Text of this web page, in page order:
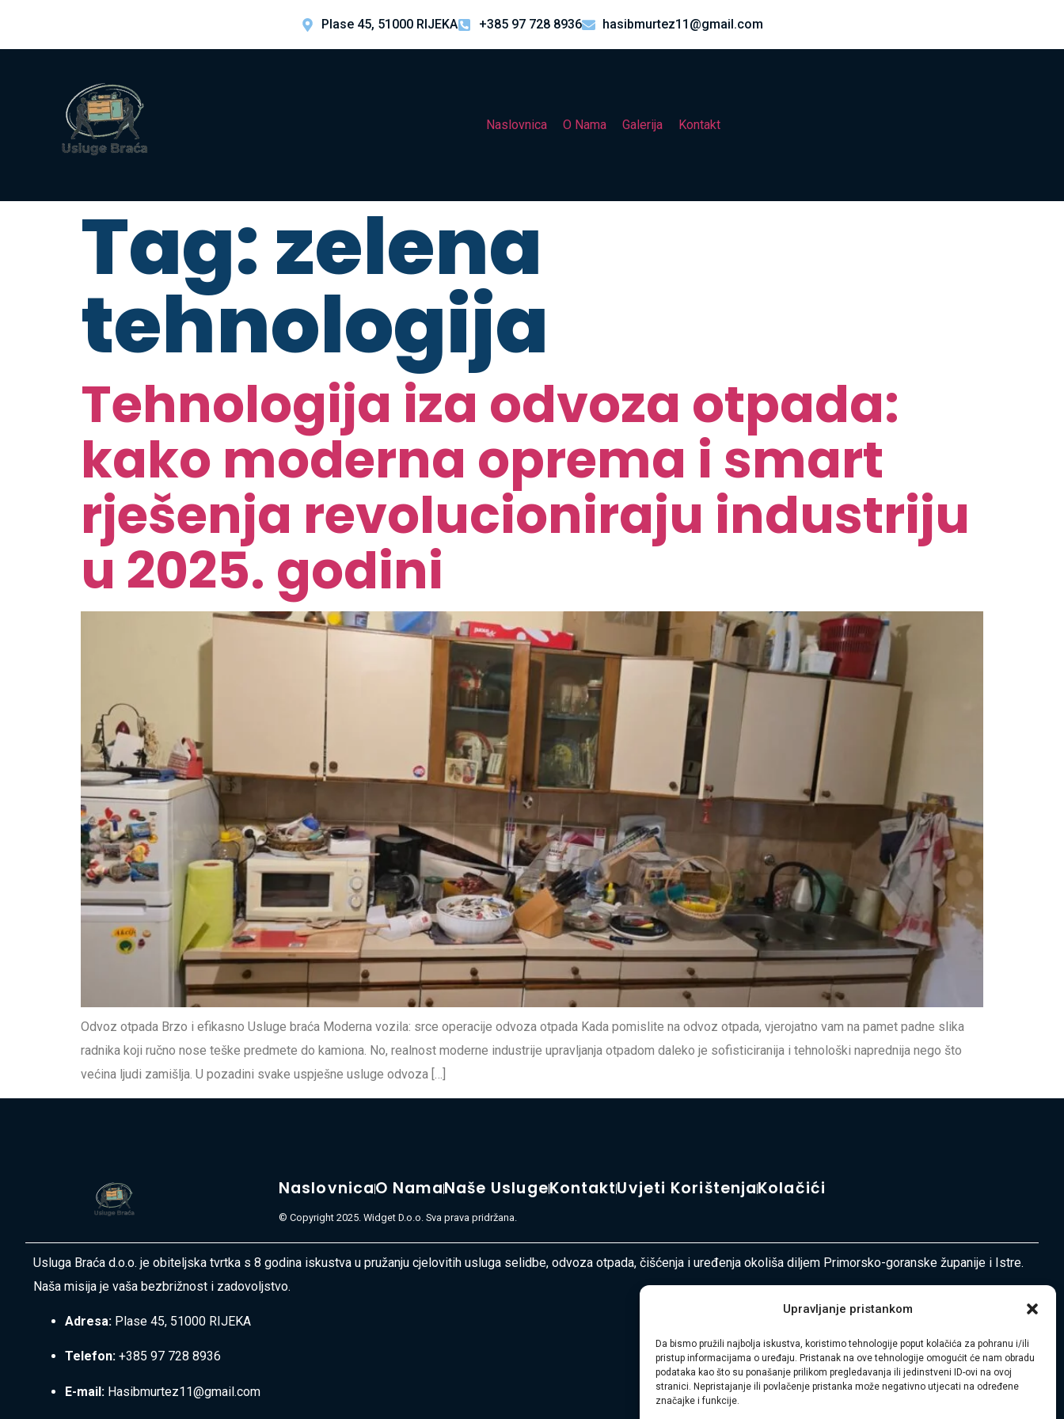
Upravljanje pristankom
Da bismo pružili najbolja iskustva, koristimo tehnologije poput kolačića za pohranu i/ili
pristup informacijama o uređaju. Pristanak na ove tehnologije omogućit će nam obradu
podataka kao što su ponašanje prilikom pregledavanja ili jedinstveni ID-ovi na ovoj
stranici. Nepristajanje ili povlačenje pristanka može negativno utjecati na određene
značajke i funkcije.
Plase 45, 51000 RIJEKA +385 97 728 8936 hasibmurtez11@gmail.com
Naslovnica O Nama Galerija Kontakt
Tag:zelena
tehnologija
Tehnologija iza odvoza otpada:
kako moderna oprema i smart
rješenja revolucioniraju industriju
u 2025. godini
Odvoz otpada Brzo i efikasno Usluge braća Moderna vozila: srce operacije odvoza otpada Kada pomislite na odvoz otpada, vjerojatno vam na pamet padne slika
radnika koji ručno nose teške predmete do kamiona. No, realnost moderne industrije upravljanja otpadom daleko je sofisticiranija i tehnološki naprednija nego što
većina ljudi zamišlja. U pozadini svake uspješne usluge odvoza […]
NaslovnicaO NamaNaše UslugeKontaktUvjeti KorištenjaKolačići
© Copyright 2025. Widget D.o.o. Sva prava pridržana.
Usluga Braća d.o.o. je obiteljska tvrtka s 8 godina iskustva u pružanju cjelovitih usluga selidbe, odvoza otpada, čišćenja i uređenja okoliša diljem Primorsko-goranske županije i Istre.
Naša misija je vaša bezbrižnost i zadovoljstvo.
Adresa: Plase 45, 51000 RIJEKA
Telefon: +385 97 728 8936
E-mail: Hasibmurtez11@gmail.com